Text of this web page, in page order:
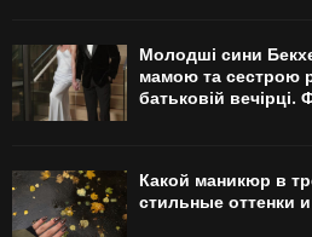
Молодші сини
мамою та сестрою
батьковій вечірці.
Какой маникюр в
стильные оттенки